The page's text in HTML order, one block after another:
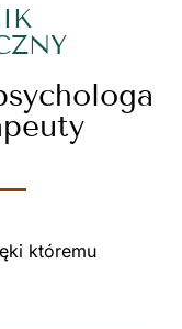
któremu